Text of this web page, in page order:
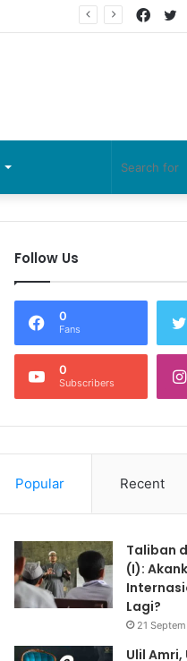
Follow Us
0
Fans
0
Subscribers
Popular Recent
Taliban
(I):
Lagi?
21
Ulil Amri,